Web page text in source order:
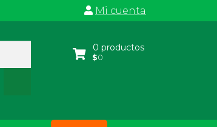
Mi cuenta
$0
0 productos